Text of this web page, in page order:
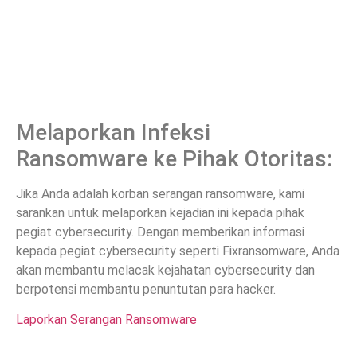
Melaporkan Infeksi
Ransomware ke Pihak Otoritas:
Jika Anda adalah korban serangan ransomware, kami
sarankan untuk melaporkan kejadian ini kepada pihak
pegiat cybersecurity. Dengan memberikan informasi
kepada pegiat cybersecurity seperti Fixransomware, Anda
akan membantu melacak kejahatan cybersecurity dan
berpotensi membantu penuntutan para hacker.
Laporkan Serangan Ransomware